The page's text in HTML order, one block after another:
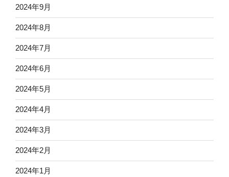
2024年9月
2024年8月
2024年7月
2024年6月
2024年5月
2024年4月
2024年3月
2024年2月
2024年1月